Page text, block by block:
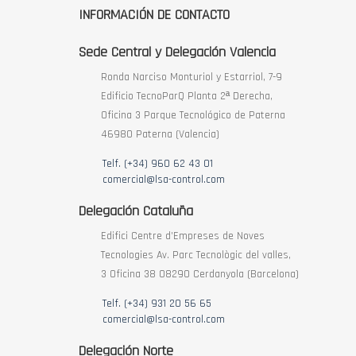
INFORMACIÓN DE CONTACTO
Sede Central y Delegación Valencia
Ronda Narciso Monturiol y Estarriol, 7-9
Edificio TecnoParQ Planta 2ª Derecha,
Oficina 3 Parque Tecnológico de Paterna
46980 Paterna (Valencia)
Telf. (+34) 960 62 43 01
comercial@lsa-control.com
Delegación Cataluña
Edifici Centre d’Empreses de Noves
Tecnologies Av. Parc Tecnològic del valles,
3 Oficina 38 08290 Cerdanyola (Barcelona)
Telf. (+34) 931 20 56 65
comercial@lsa-control.com
Delegación Norte